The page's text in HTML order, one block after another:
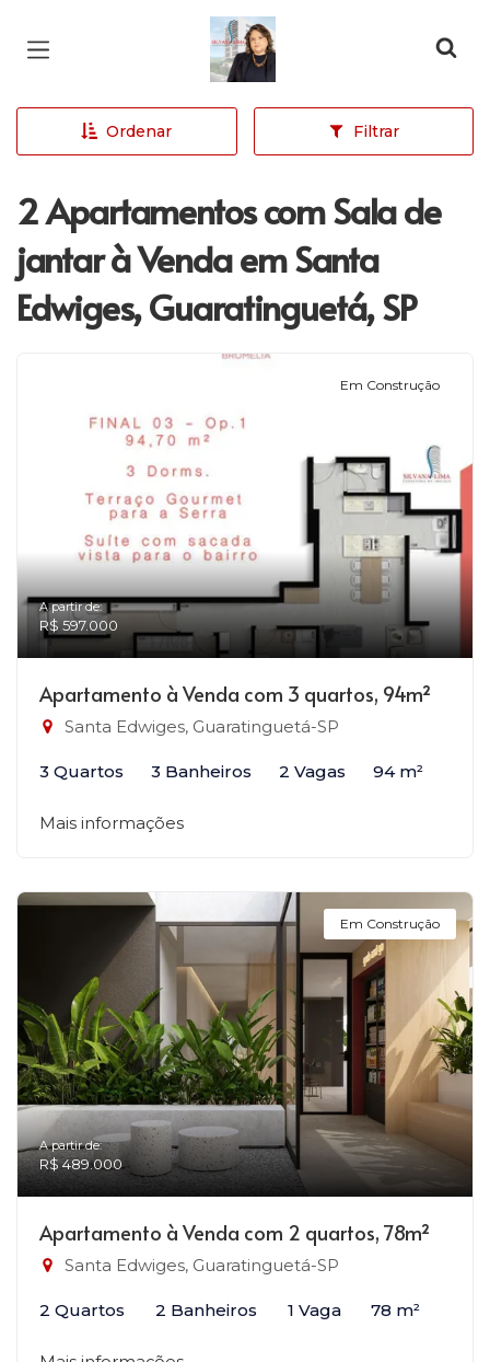
Página inicial
Ordenar Filtrar
2 Apartamentos com Sala de
jantar à Venda em Santa
Edwiges, Guaratinguetá, SP
Em Construção
A partir de:
R$ 597.000
Apartamento à Venda com 3 quartos, 94m²
Santa Edwiges, Guaratinguetá-SP
3 Quartos 3 Banheiros 2 Vagas 94 m²
Mais informações
Em Construção
A partir de:
R$ 489.000
Apartamento à Venda com 2 quartos, 78m²
Santa Edwiges, Guaratinguetá-SP
2 Quartos 2 Banheiros 1 Vaga 78 m²